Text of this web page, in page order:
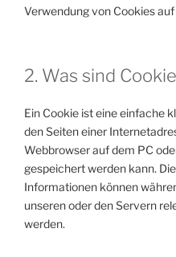
Verwendung von Cookies
2. Was sind
Ein Cookie ist eine einfache
den Seiten einer
Webbrowser auf dem PC
gespeichert werden kann.
Informationen können
unseren oder den Servern
werden.